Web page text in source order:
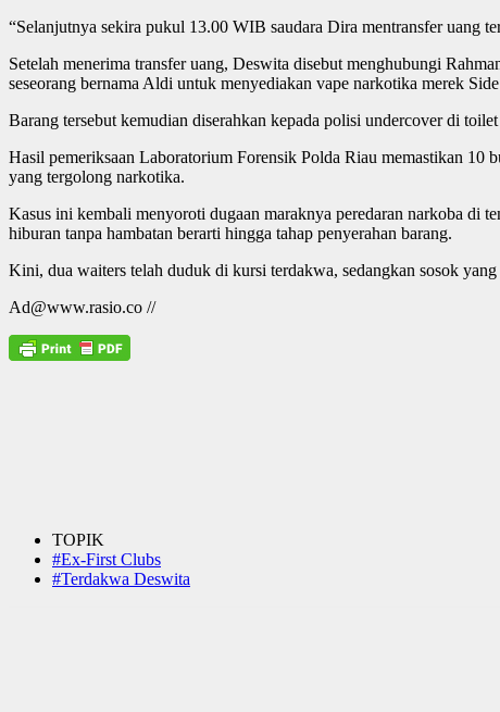
“Selanjutnya sekira pukul 13.00 WIB saudara Dira mentransfer uang
Setelah menerima transfer uang, Deswita disebut menghubungi
seseorang bernama Aldi untuk menyediakan vape narkotika merek
Barang tersebut kemudian diserahkan kepada polisi undercover di
Hasil pemeriksaan Laboratorium Forensik Polda Riau memastikan
yang tergolong narkotika.
Kasus ini kembali menyoroti dugaan maraknya peredaran narkoba di
hiburan tanpa hambatan berarti hingga tahap penyerahan barang.
Kini, dua waiters telah duduk di kursi terdakwa, sedangkan sosok
Ad@www.rasio.co //
TOPIK
#Ex-First Clubs
#Terdakwa Deswita